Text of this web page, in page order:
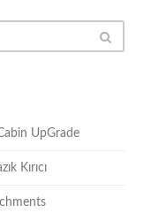
UpGrade
Kırıcı